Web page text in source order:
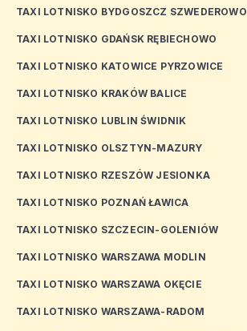
TAXI LOTNISKO BYDGOSZCZ SZWEDEROWO
TAXI LOTNISKO GDAŃSK RĘBIECHOWO
TAXI LOTNISKO KATOWICE PYRZOWICE
TAXI LOTNISKO KRAKÓW BALICE
TAXI LOTNISKO LUBLIN ŚWIDNIK
TAXI LOTNISKO OLSZTYN-MAZURY
TAXI LOTNISKO RZESZÓW JESIONKA
TAXI LOTNISKO POZNAŃ ŁAWICA
TAXI LOTNISKO SZCZECIN-GOLENIÓW
TAXI LOTNISKO WARSZAWA MODLIN
TAXI LOTNISKO WARSZAWA OKĘCIE
TAXI LOTNISKO WARSZAWA-RADOM